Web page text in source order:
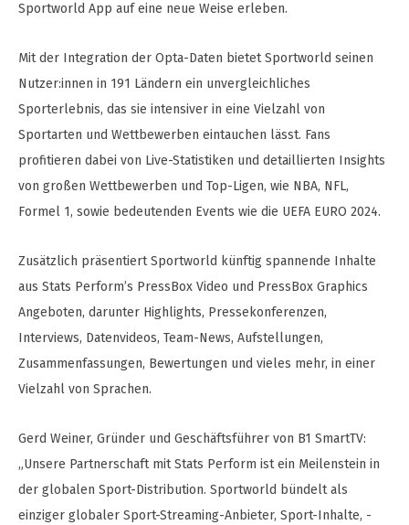
Sportworld App auf eine neue Weise erleben.
Mit der Integration der Opta-Daten bietet Sportworld seinen
Nutzer:innen in 191 Ländern ein unvergleichliches
Sporterlebnis, das sie intensiver in eine Vielzahl von
Sportarten und Wettbewerben eintauchen lässt. Fans
profitieren dabei von Live-Statistiken und detaillierten Insights
von großen Wettbewerben und Top-Ligen, wie NBA, NFL,
Formel 1, sowie bedeutenden Events wie die UEFA EURO 2024.
Zusätzlich präsentiert Sportworld künftig spannende Inhalte
aus Stats Perform’s PressBox Video und PressBox Graphics
Angeboten, darunter Highlights, Pressekonferenzen,
Interviews, Datenvideos, Team-News, Aufstellungen,
Zusammenfassungen, Bewertungen und vieles mehr, in einer
Vielzahl von Sprachen.
Gerd Weiner, Gründer und Geschäftsführer von B1 SmartTV:
„Unsere Partnerschaft mit Stats Perform ist ein Meilenstein in
der globalen Sport-Distribution. Sportworld bündelt als
einziger globaler Sport-Streaming-Anbieter, Sport-Inhalte, -